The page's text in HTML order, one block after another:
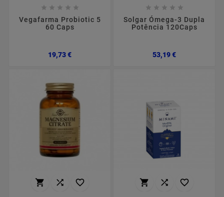
    
Vegafarma Probiotic 5
60 Caps
19,73 €Preço
    
Solgar Ómega-3 Dupla
Potência 120Caps
53,19 €Preço
     